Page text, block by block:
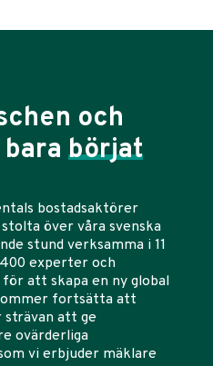
och
börjat
bostadsaktörer
över våra svenska
stund verksamma i 11
experter och
att skapa en ny global
fortsätta att
strävan att ge
ovärderliga
vi erbjuder mäklare